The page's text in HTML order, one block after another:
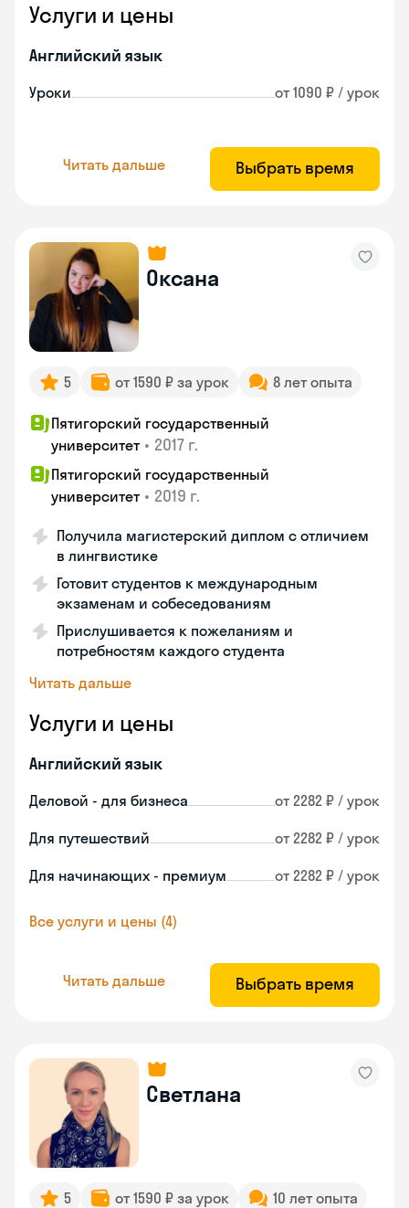
Услуги и цены
Английский язык
Уроки от 1090 ₽ / урок
Читать дальше Выбрать время
Оксана
5 от 1590 ₽ за урок 8 лет опыта
Пятигорский государственный
университет • 2017 г.
Пятигорский государственный
университет • 2019 г.
Получила магистерский диплом с отличием
в лингвистике
Готовит студентов к международным
экзаменам и собеседованиям
Прислушивается к пожеланиям и
потребностям каждого студента
Читать дальше
Услуги и цены
Английский язык
Деловой - для бизнеса от 2282 ₽ / урок
Для путешествий от 2282 ₽ / урок
Для начинающих - премиум от 2282 ₽ / урок
Все услуги и цены (4)
Читать дальше Выбрать время
Светлана
5 от 1590 ₽ за урок
10 лет опыта